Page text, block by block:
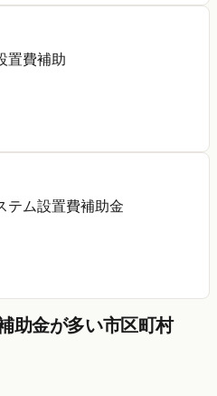
置費補助
テム設置費補助金
助金が多い市区町村